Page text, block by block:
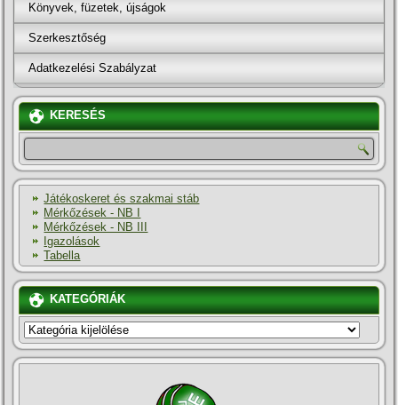
Könyvek, füzetek, újságok
Szerkesztőség
Adatkezelési Szabályzat
KERESÉS
Játékoskeret és szakmai stáb
Mérkőzések - NB I
Mérkőzések - NB III
Igazolások
Tabella
KATEGÓRIÁK
KATEGÓRIÁK